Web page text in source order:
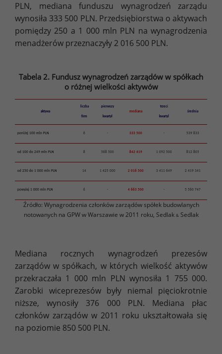
PLN, mediana funduszu wynagrodzeń zarządu
wynosiła 333 500 PLN. Przedsiębiorstwa o aktywach
pomiędzy 250 a 1 000 mln PLN na wynagrodzenia
menadżerów przeznaczyły 2 016 500 PLN.
Tabela 2. Fundusz wynagrodzeń zarządów w spółkach
o różnej wielkości aktywów
aktywa
liczba
firm
pierwszy
kwartyl
mediana
trzeci
kwartyl
średnia
poniżej 100 mln PLN 6 - 333 500 - 539 833
od 100 do 249 mln PLN 8 568 500 842 419 1 092 500 812 805
od 250 do 1 000 mln PLN 14 1 425 000 2 016 500 3 411 649 2 419 341
powyżej 1 000 mln PLN 6 - 4 663 500 - 5 560 747
Źródło: Wynagrodzenia członków zarządów spółek budowlanych
notowanych na GPW w Warszawie w 2011 roku, Sedlak &Sedlak
Mediana rocznych wynagrodzeń prezesów
zarządów w spółkach, w których wielkość aktywów
przekraczała 1 000 mln PLN wynosiła 1 755 000.
Zarobki wiceprezesów były niemal pięciokrotnie
niższe, wynosiły 376 000 PLN. Mediana płac
członków zarządów w 2011 roku ukształtowała się
na poziomie 850 500 PLN.